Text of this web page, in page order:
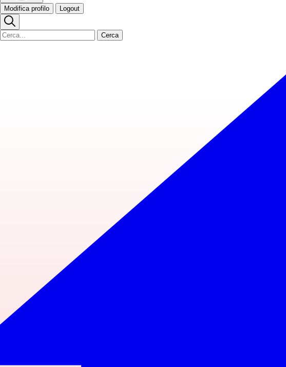
Modifica profilo Logout
Cerca